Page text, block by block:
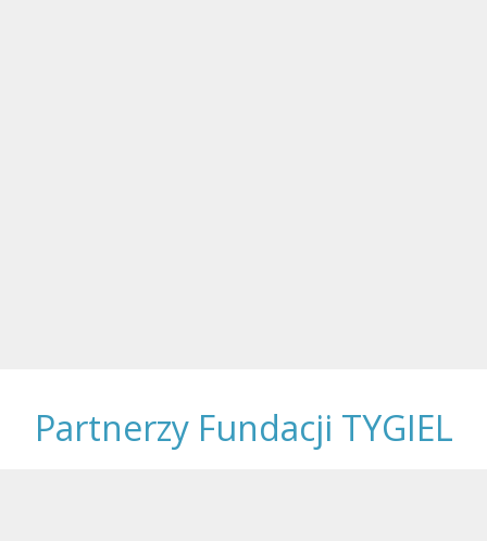
Partnerzy Fundacji TYGIEL